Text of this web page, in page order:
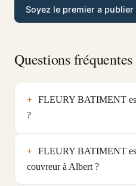
Soyez le premier a
Questions fréquentes
FLEURY BATIMENT
?
FLEURY BATIMENT
couvreur à Albert ?